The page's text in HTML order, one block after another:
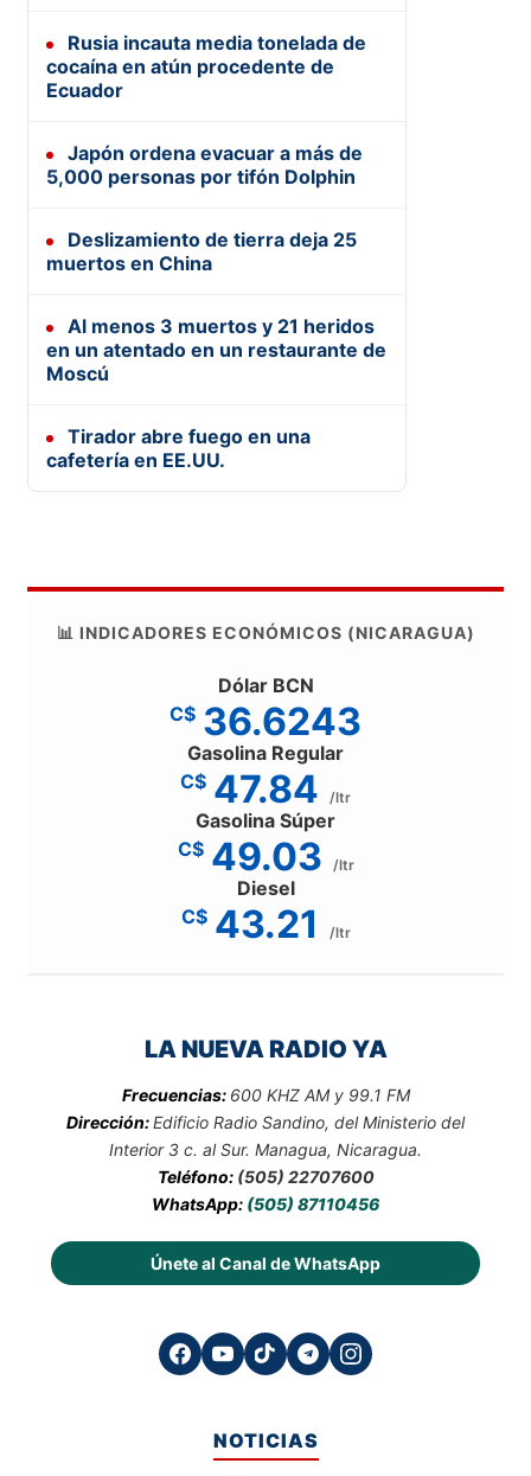
Rusia incauta media tonelada de
cocaína en atún procedente de
Ecuador
Japón ordena evacuar a más de
5,000 personas por tifón Dolphin
Deslizamiento de tierra deja 25
muertos en China
Al menos 3 muertos y 21 heridos
en un atentado en un restaurante de
Moscú
Tirador abre fuego en una
cafetería en EE.UU.
📊 INDICADORES ECONÓMICOS (NICARAGUA)
Dólar BCN
C$ 36.6243
Gasolina Regular
C$ 47.84 /ltr
Gasolina Súper
C$ 49.03 /ltr
Diesel
C$ 43.21 /ltr
LA NUEVA RADIO YA
Frecuencias: 600 KHZ AM y 99.1 FM
Dirección:Edificio Radio Sandino, del Ministerio del
Interior 3 c. al Sur. Managua, Nicaragua.
Teléfono: (505) 22707600
WhatsApp: (505) 87110456
Únete al Canal de WhatsApp
NOTICIAS